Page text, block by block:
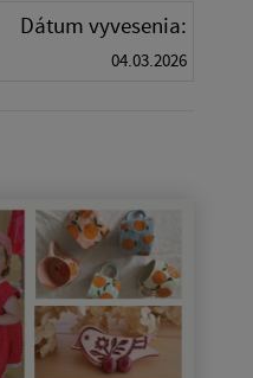
Dátum vyvesenia:
04.03.2026